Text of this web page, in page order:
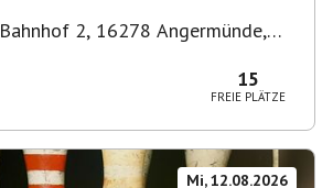
2, 16278 Angermünde,
15
FREIE PLÄTZE
Mi, 12.08.2026